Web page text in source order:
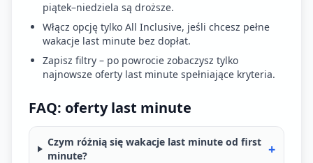
piątek–niedziela są droższe.
Włącz opcję tylko All Inclusive, jeśli chcesz pełne
wakacje last minute bez dopłat.
Zapisz filtry – po powrocie zobaczysz tylko
najnowsze oferty last minute spełniające kryteria.
FAQ: oferty last minute
Czym różnią się wakacje last minute od first
minute?
+